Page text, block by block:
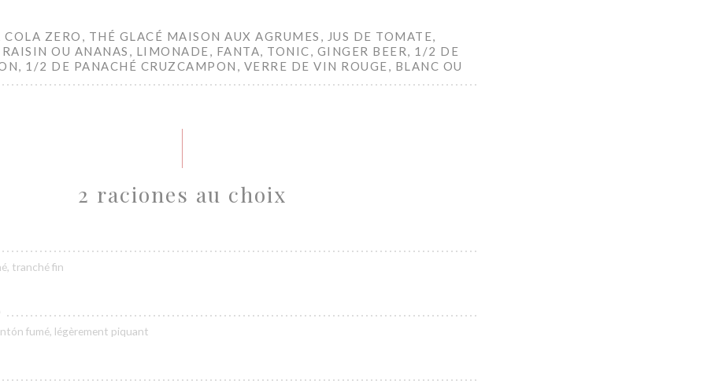
ZERO, THÉ GLACÉ MAISON AUX AGRUMES, JUS DE TOMATE,
OU ANANAS, LIMONADE, FANTA, TONIC, GINGER BEER, 1/2 DE
1/2 DE PANACHÉ CRUZCAMPON, VERRE DE VIN ROUGE, BLANC OU
2 raciones au choix
tranché fin
fumé, légèrement piquant